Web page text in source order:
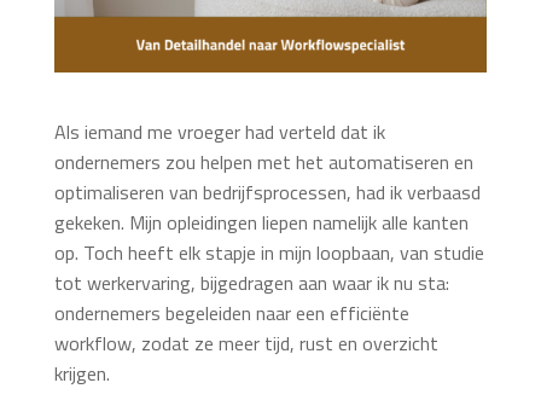
Als iemand me vroeger had verteld dat ik
ondernemers zou helpen met het automatiseren en
optimaliseren van bedrijfsprocessen, had ik verbaasd
gekeken. Mijn opleidingen liepen namelijk alle kanten
op. Toch heeft elk stapje in mijn loopbaan, van studie
tot werkervaring, bijgedragen aan waar ik nu sta:
ondernemers begeleiden naar een efficiënte
workflow, zodat ze meer tijd, rust en overzicht
krijgen.